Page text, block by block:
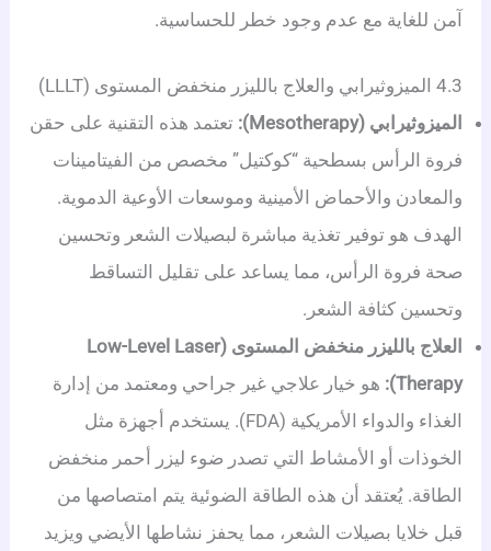
آمن للغاية مع عدم وجود خطر للحساسية.
4.3 الميزوثيرابي والعلاج بالليزر منخفض المستوى (LLLT)
الميزوثيرابي (Mesotherapy):
تعتمد هذه التقنية على حقن
فروة الرأس بسطحية “كوكتيل” مخصص من الفيتامينات
والمعادن والأحماض الأمينية وموسعات الأوعية الدموية.
الهدف هو توفير تغذية مباشرة لبصيلات الشعر وتحسين
صحة فروة الرأس، مما يساعد على تقليل التساقط
وتحسين كثافة الشعر.
العلاج بالليزر منخفض المستوى (Low-Level Laser
Therapy): هو خيار علاجي غير جراحي ومعتمد من إدارة
الغذاء والدواء الأمريكية (FDA). يستخدم أجهزة مثل
الخوذات أو الأمشاط التي تصدر ضوء ليزر أحمر منخفض
الطاقة. يُعتقد أن هذه الطاقة الضوئية يتم امتصاصها من
قبل خلايا بصيلات الشعر، مما يحفز نشاطها الأيضي ويزيد